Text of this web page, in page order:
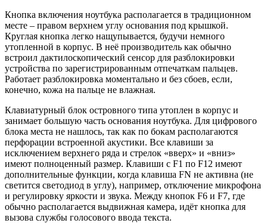
Кнопка включения ноутбука располагается в традиционном
месте – правом верхнем углу основания под крышкой.
Круглая кнопка легко нащупывается, будучи немного
утопленной в корпус. В неё производитель как обычно
встроил дактилоскопический сенсор для разблокировки
устройства по зарегистрированным отпечаткам пальцев.
Работает разблокировка моментально и без сбоев, если,
конечно, кожа на пальце не влажная.
Клавиатурный блок островного типа утоплен в корпус и
занимает большую часть основания ноутбука. Для цифрового
блока места не нашлось, так как по бокам располагаются
перфорации встроенной акустики. Все клавиши за
исключением верхнего ряда и стрелок «вверх» и «вниз»
имеют полноценный размер. Клавиши с F1 по F12 имеют
дополнительные функции, когда клавиша FN не активна (не
светится светодиод в углу), например, отключение микрофона
и регулировку яркости и звука. Между кнопок F6 и F7, где
обычно располагается выдвижная камера, идёт кнопка для
вызова службы голосового ввода текста.